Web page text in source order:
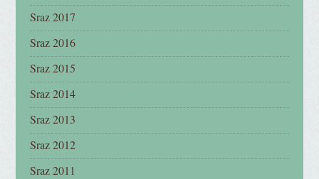
Sraz 2017
Sraz 2016
Sraz 2015
Sraz 2014
Sraz 2013
Sraz 2012
Sraz 2011